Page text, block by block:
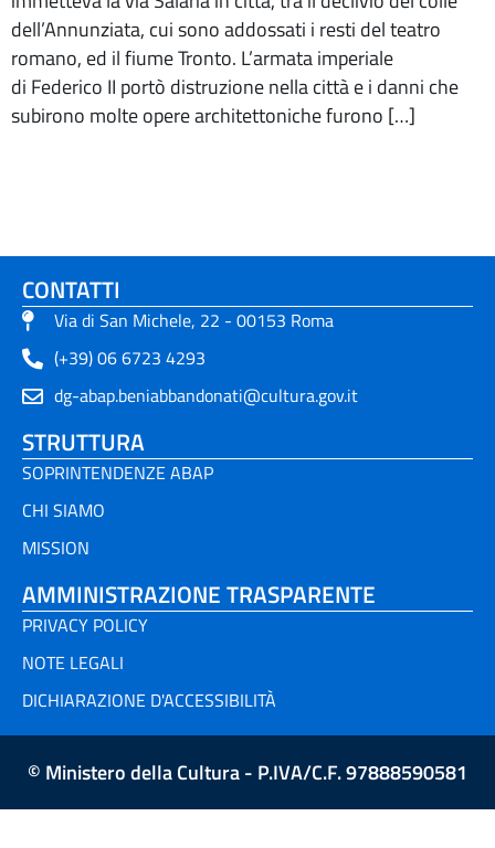
dell’Annunziata, cui sono addossati i resti del teatro
romano, ed il fiume Tronto. L’armata imperiale
di Federico II portò distruzione nella città e i danni che
subirono molte opere architettoniche furono […]
CONTATTI
Via di San Michele, 22 - 00153 Roma
(+39) 06 6723 4293
dg-abap.beniabbandonati@cultura.gov.it
STRUTTURA
SOPRINTENDENZE ABAP
CHI SIAMO
MISSION
AMMINISTRAZIONE TRASPARENTE
PRIVACY POLICY
NOTE LEGALI
DICHIARAZIONE D'ACCESSIBILITÀ
© Ministero della Cultura - P.IVA/C.F. 97888590581